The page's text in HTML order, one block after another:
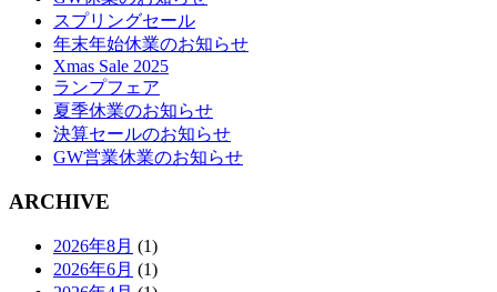
スプリングセール
年末年始休業のお知らせ
Xmas Sale 2025
ランプフェア
夏季休業のお知らせ
決算セールのお知らせ
GW営業休業のお知らせ
ARCHIVE
2026年8月 (1)
2026年6月 (1)